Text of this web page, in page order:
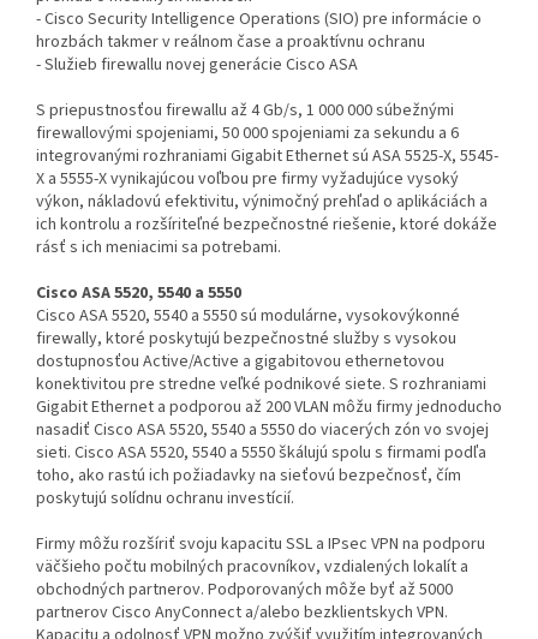
- Cisco Security Intelligence Operations (SIO) pre informácie o
hrozbách takmer v reálnom čase a proaktívnu ochranu
- Služieb firewallu novej generácie Cisco ASA
S priepustnosťou firewallu až 4 Gb/s, 1 000 000 súbežnými
firewallovými spojeniami, 50 000 spojeniami za sekundu a 6
integrovanými rozhraniami Gigabit Ethernet sú ASA 5525-X, 5545-
X a 5555-X vynikajúcou voľbou pre firmy vyžadujúce vysoký
výkon, nákladovú efektivitu, výnimočný prehľad o aplikáciách a
ich kontrolu a rozšíriteľné bezpečnostné riešenie, ktoré dokáže
rásť s ich meniacimi sa potrebami.
Cisco ASA 5520, 5540 a 5550
Cisco ASA 5520, 5540 a 5550 sú modulárne, vysokovýkonné
firewally, ktoré poskytujú bezpečnostné služby s vysokou
dostupnosťou Active/Active a gigabitovou ethernetovou
konektivitou pre stredne veľké podnikové siete. S rozhraniami
Gigabit Ethernet a podporou až 200 VLAN môžu firmy jednoducho
nasadiť Cisco ASA 5520, 5540 a 5550 do viacerých zón vo svojej
sieti. Cisco ASA 5520, 5540 a 5550 škálujú spolu s firmami podľa
toho, ako rastú ich požiadavky na sieťovú bezpečnosť, čím
poskytujú solídnu ochranu investícií.
Firmy môžu rozšíriť svoju kapacitu SSL a IPsec VPN na podporu
väčšieho počtu mobilných pracovníkov, vzdialených lokalít a
obchodných partnerov. Podporovaných môže byť až 5000
partnerov Cisco AnyConnect a/alebo bezklientskych VPN.